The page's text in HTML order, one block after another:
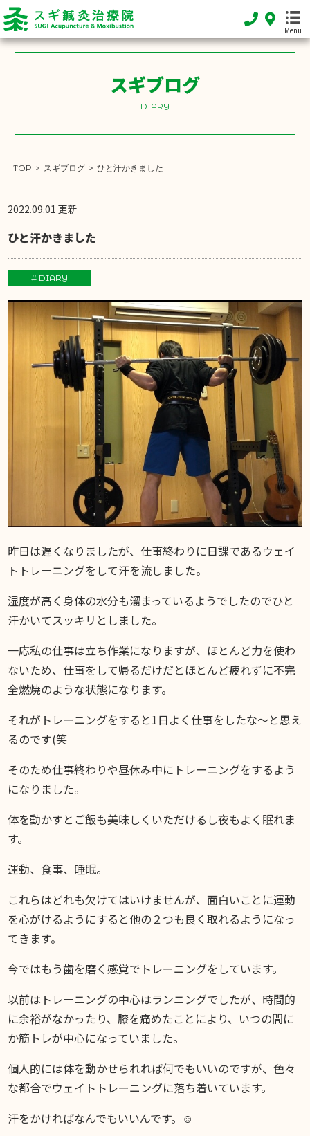
Menu
ホーム
HOME
FEATURE
スギブログ
DIARY
スギブログ
DIARY
TOP > スギブログ > ひと汗かきました
2022.09.01 更新
ひと汗かきました
# DIARY
昨日は遅くなりましたが、仕事終わりに日課であるウェイ
トトレーニングをして汗を流しました。
湿度が高く身体の水分も溜まっているようでしたのでひと
汗かいてスッキリとしました。
一応私の仕事は立ち作業になりますが、ほとんど力を使わ
ないため、仕事をして帰るだけだとほとんど疲れずに不完
全燃焼のような状態になります。
それがトレーニングをすると1日よく仕事をしたな〜と思え
るのです(笑
そのため仕事終わりや昼休み中にトレーニングをするよう
になりました。
体を動かすとご飯も美味しくいただけるし夜もよく眠れま
す。
運動、食事、睡眠。
これらはどれも欠けてはいけませんが、面白いことに運動
を心がけるようにすると他の２つも良く取れるようになっ
てきます。
今ではもう歯を磨く感覚でトレーニングをしています。
以前はトレーニングの中心はランニングでしたが、時間的
に余裕がなかったり、膝を痛めたことにより、いつの間に
か筋トレが中心になっていました。
個人的には体を動かせられれば何でもいいのですが、色々
な都合でウェイトトレーニングに落ち着いています。
汗をかければなんでもいいんです。☺️